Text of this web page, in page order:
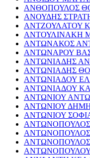
ΑΝΘΟΠΟΥΛΟΣ
ΑΝΟΥΔΗΣ
ΑΝΤΖΟΥΛΑΤΟΥ
ΑΝΤΟΥΛΙΝΑΚΗ
ΑΝΤΩΝΑΚΟΣ
ΑΝΤΩΝΑΡΟΥ
ΑΝΤΩΝΙΑΔΗΣ
ΑΝΤΩΝΙΑΔΗΣ
ΑΝΤΩΝΙΑΔΟΥ
ΑΝΤΩΝΙΑΔΟΥ
ΑΝΤΩΝΙΟΥ
ΑΝΤΩΝΙΟΥ
ΑΝΤΩΝΙΟΥ
ΑΝΤΩΝΟΠΟΥΛΟΣ